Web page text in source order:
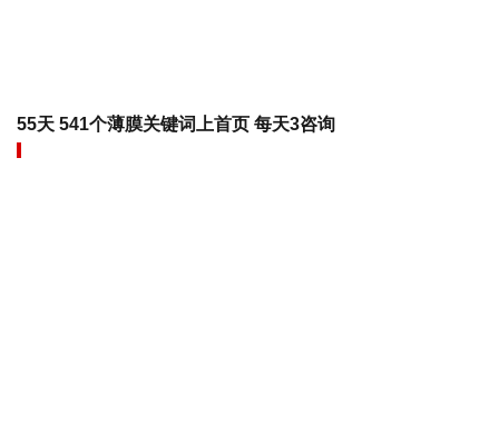
55天 541个薄膜关键词上首页 每天3咨询